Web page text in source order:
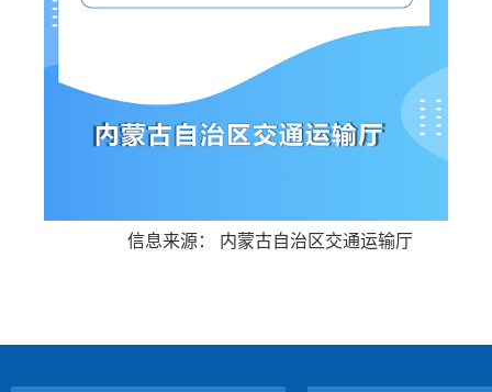
信息来源： 内蒙古自治区交通运输厅